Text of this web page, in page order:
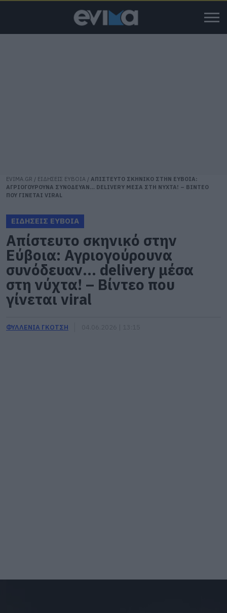
EVIMA.GR / ΕΙΔΗΣΕΙΣ ΕΥΒΟΙΑ / ΑΠΙΣΤΕΥΤΟ ΣΚΗΝΙΚΟ ΣΤΗΝ ΕΥΒΟΙΑ:
ΑΓΡΙΟΓΟΥΡΟΥΝΑ ΣΥΝΟΔΕΥΑΝ… DELIVERY ΜΕΣΑ ΣΤΗ ΝΥΧΤΑ! – ΒΙΝΤΕΟ
ΠΟΥ ΓΙΝΕΤΑΙ VIRAL
ΕΙΔΗΣΕΙΣ ΕΥΒΟΙΑ
Απίστευτο σκηνικό στην
Εύβοια: Αγριογούρουνα
συνόδευαν… delivery μέσα
στη νύχτα! – Βίντεο που
γίνεται viral
ΦΥΛΛΕΝΙΑ ΓΚΟΤΣΗ